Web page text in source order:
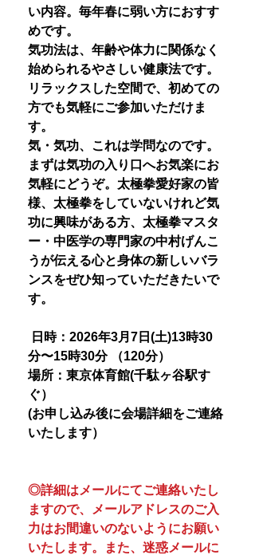
い内容。毎年春に弱い方におすす
めです。
気功法は、年齢や体力に関係なく
始められるやさしい健康法です。
リラックスした空間で、初めての
方でも気軽にご参加いただけま
す。
気・気功、これは学問なのです。
まずは気功の入り口へお気楽にお
気軽にどうぞ。太極拳愛好家の皆
様、太極拳をしていないけれど気
功に興味がある方、太極拳マスタ
ー・中医学の専門家の中村げんこ
うが伝える心と身体の新しいバラ
ンスをぜひ知っていただきたいで
す。
日時：2026年3月7日(土)13時30
分〜15時30分 （120分）
場所：東京体育館(千駄ヶ谷駅す
ぐ）
(お申し込み後に会場詳細をご連絡
いたします）
◎詳細はメールにてご連絡いたし
ますので、メールアドレスのご入
力はお間違いのないようにお願い
いたします。また、迷惑メールに